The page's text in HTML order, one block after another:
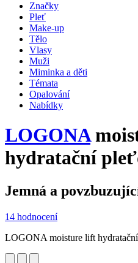
Značky
Pleť
Make-up
Tělo
Vlasy
Muži
Miminka a děti
Témata
Opalování
Nabídky
LOGONA
hydratační
Jemná a
14 hodnocení
LOGONA moisture lift